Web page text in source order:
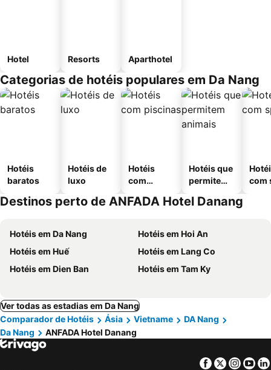
Hotel Resorts Aparthotel
Categorias de hotéis populares em Da Nang
Hotéis
baratos
Hotéis de
luxo
Hotéis
com
Hotéis que
permitem
com
Destinos perto de ANFADA Hotel Danang
Hotéis em Da Nang
Hotéis em Hoi An
Hotéis em Huế
Hotéis em Lang Co
Hotéis em Dien Ban
Hotéis em Tam Ky
Ver todas as estadias em Da Nang
Comparador de Hotéis
Ásia Vietname
DA Nang
Da Nang
ANFADA Hotel Danang
Facebook
Twitter